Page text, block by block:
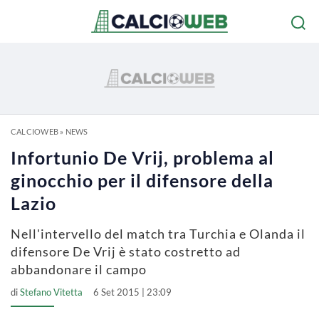
CALCIOWEB» NEWS
Infortunio De Vrij, problema al
ginocchio per il difensore della
Lazio
Nell'intervello del match tra Turchia e Olanda il
difensore De Vrij è stato costretto ad
abbandonare il campo
diStefano Vitetta 6 Set 2015 | 23:09